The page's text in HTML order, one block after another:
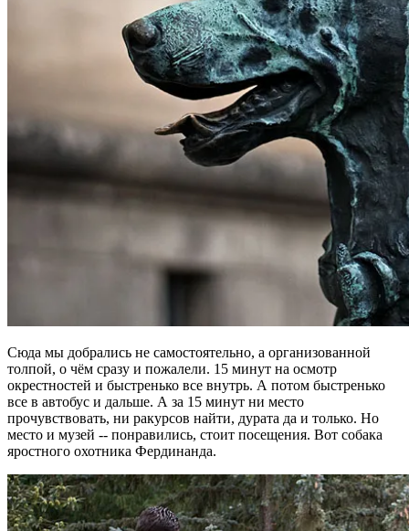
Сюда мы добрались не самостоятельно, а организованной
толпой, о чём сразу и пожалели. 15 минут на осмотр
окрестностей и быстренько все внутрь. А потом быстренько
все в автобус и дальше. А за 15 минут ни место
прочувствовать, ни ракурсов найти, дурата да и только. Но
место и музей -- понравились, стоит посещения. Вот собака
яростного охотника Фердинанда.